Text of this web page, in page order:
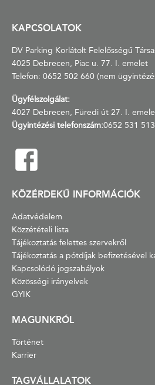
KAPCSOLATOK
DV Parking Korlátolt Felelősségű
4025 Debrecen, Piac u. 77. I. emelet
Telefon: 0652 502 660 (nem
Ügyfélszolgálat:
4027 Debrecen, Füredi út 27. I.
Ügyintézési telefonszám:0652 531 513
KÖZÉRDEKŰ INFORMÁCIÓK
Adatvédelem
Közzétételi lista
Tájékoztatás felettes szervekről
Tájékoztatás a pótdíjak befizetésével
Kapcsolódó jogszabályok
Közösségi irányelvek
GYIK
MAGUNKRÓL
Történet
Karrier
TAGVÁLLALATOK